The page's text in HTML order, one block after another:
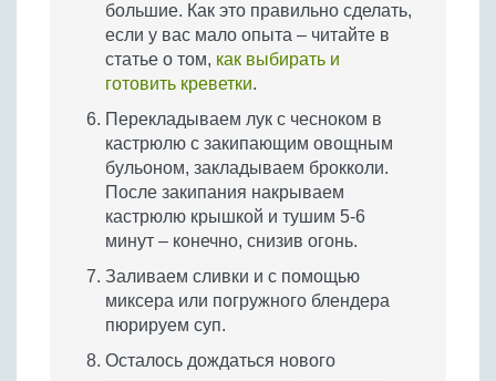
большие. Как это правильно сделать,
если у вас мало опыта – читайте в
статье о том, как выбирать и
готовить креветки.
Перекладываем лук с чесноком в
кастрюлю с закипающим овощным
бульоном, закладываем брокколи.
После закипания накрываем
кастрюлю крышкой и тушим 5-6
минут – конечно, снизив огонь.
Заливаем сливки и с помощью
миксера или погружного блендера
пюрируем суп.
Осталось дождаться нового